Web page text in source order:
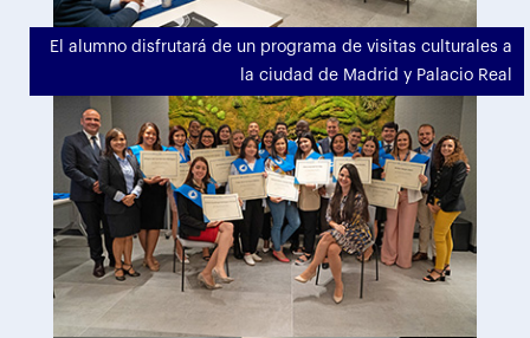
El alumno disfrutará de un programa de visitas culturales a
la ciudad de Madrid y Palacio Real